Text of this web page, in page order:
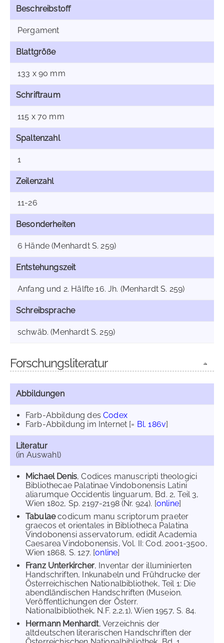
Beschreibstoff
Pergament
Blattgröße
133 x 90 mm
Schriftraum
115 x 70 mm
Spaltenzahl
1
Zeilenzahl
11-26
Besonderheiten
6 Hände (Menhardt S. 259)
Entstehungszeit
Anfang und 2. Hälfte 16. Jh. (Menhardt S. 259)
Schreibsprache
schwäb. (Menhardt S. 259)
Forschungsliteratur
Abbildungen
Farb-Abbildung desCodex
Farb-Abbildung im Internet [= Bl. 186v]
Literatur
(in Auswahl)
Michael Denis, Codices manuscripti theologici
Bibliothecae Palatinae Vindobonensis Latini
aliarumque Occidentis linguarum, Bd. 2, Teil 3,
Wien 1802, Sp. 2197-2198 (Nr. 924). [online]
Tabulaecodicum manu scriptorum praeter
graecos et orientales in Bibliotheca Palatina
Vindobonensi asservatorum, edidit Academia
Caesarea Vindobonensis, Vol. II: Cod. 2001-3500,
Wien 1868, S. 127. [online]
Franz Unterkircher, Inventar der illuminierten
Handschriften, Inkunabeln und Frühdrucke der
Österreichischen Nationalbibliothek, Teil 1: Die
abendländischen Handschriften (Museion.
Veröffentlichungen der Österr.
Nationalbibliothek, N.F. 2,2,1), Wien 1957, S. 84.
Hermann Menhardt, Verzeichnis der
altdeutschen literarischen Handschriften der